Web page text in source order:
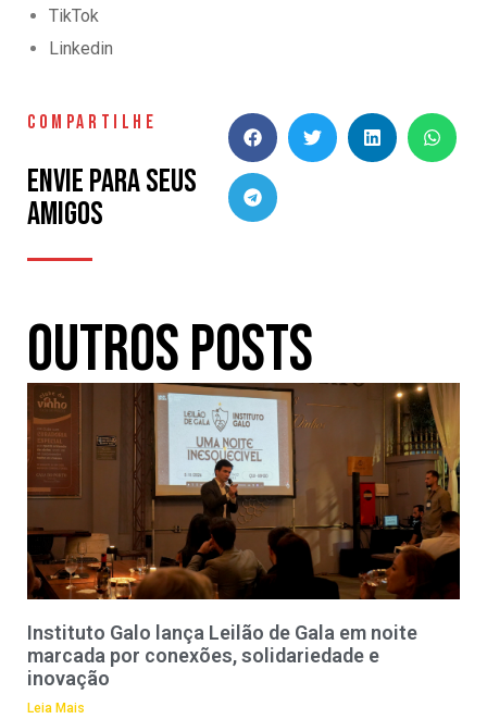
TikTok
Linkedin
COMPARTILHE
Envie para seus
amigos
Outros Posts
Instituto Galo lança Leilão de Gala em noite
marcada por conexões, solidariedade e
inovação
Leia Mais